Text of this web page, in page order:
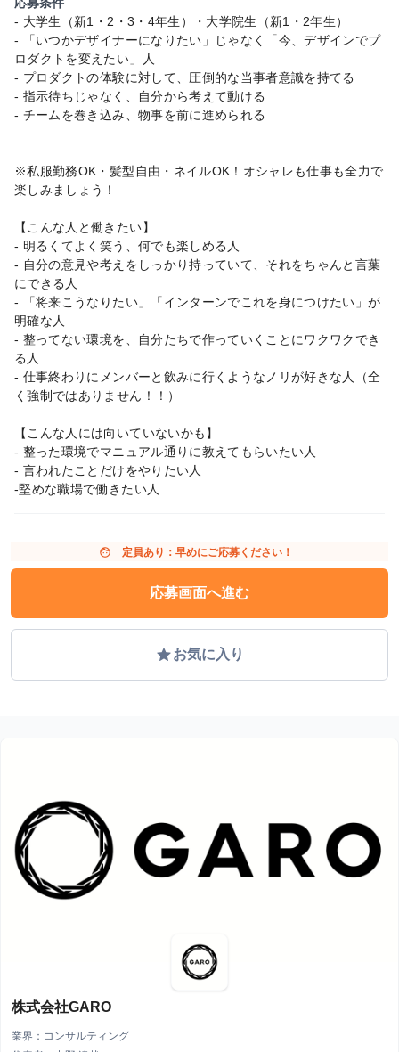
- 大学生（新1・2・3・4年生）・大学院生（新1・2年生）
- 「いつかデザイナーになりたい」じゃなく「今、デザインでプ
ロダクトを変えたい」人
- プロダクトの体験に対して、圧倒的な当事者意識を持てる
- 指示待ちじゃなく、自分から考えて動ける
- チームを巻き込み、物事を前に進められる
※私服勤務OK・髪型自由・ネイルOK！オシャレも仕事も全力で
楽しみましょう！
【こんな人と働きたい】
- 明るくてよく笑う、何でも楽しめる人
- 自分の意見や考えをしっかり持っていて、それをちゃんと言葉
にできる人
- 「将来こうなりたい」「インターンでこれを身につけたい」が
明確な人
- 整ってない環境を、自分たちで作っていくことにワクワクでき
る人
- 仕事終わりにメンバーと飲みに行くようなノリが好きな人（全
く強制ではありません！！）
【こんな人には向いていないかも】
- 整った環境でマニュアル通りに教えてもらいたい人
- 言われたことだけをやりたい人
-堅めな職場で働きたい人
face 定員あり：早めにご応募ください！
応募画面へ進む
gradeお気に入り
株式会社GARO
業界：コンサルティング